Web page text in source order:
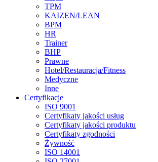
TPM
KAIZEN/LEAN
BPM
HR
Trainer
BHP
Prawne
Hotel/Restauracja/Fitness
Medyczne
Inne
Certyfikacje
ISO 9001
Certyfikaty jakości usług
Certyfikaty jakości produktu
Certyfikaty zgodności
Żywność
ISO 14001